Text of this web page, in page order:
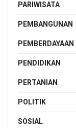
PARIWISATA
PEMBANGUNAN
PEMBERDAYAAN
PENDIDIKAN
PERTANIAN
POLITIK
SOSIAL